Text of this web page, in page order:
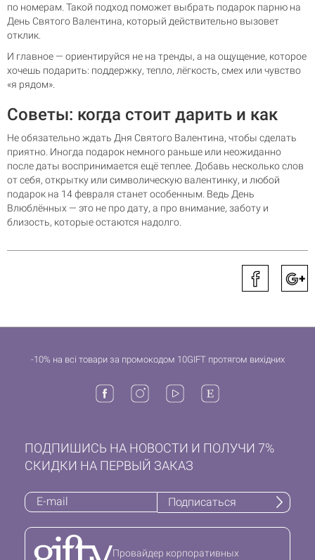
по номерам. Такой подход поможет выбрать подарок парню на
День Святого Валентина, который действительно вызовет
отклик.
И главное — ориентируйся не на тренды, а на ощущение, которое
хочешь подарить: поддержку, тепло, лёгкость, смех или чувство
«я рядом».
Советы: когда стоит дарить и как
Не обязательно ждать Дня Святого Валентина, чтобы сделать
приятно. Иногда подарок немного раньше или неожиданно
после даты воспринимается ещё теплее. Добавь несколько слов
от себя, открытку или символическую валентинку, и любой
подарок на 14 февраля станет особенным. Ведь День
Влюблённых — это не про дату, а про внимание, заботу и
близость, которые остаются надолго.
-10% на всі товари за промокодом 10GIFT протягом вихідних
ПОДПИШИСЬ НА НОВОСТИ И ПОЛУЧИ 7%
СКИДКИ НА ПЕРВЫЙ ЗАКАЗ
Подписаться
Провайдер корпоративных